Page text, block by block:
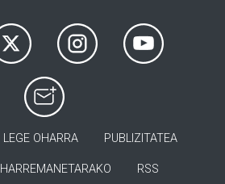
LEGE OHARRA PUBLIZITATEA
HARREMANETARAKO RSS